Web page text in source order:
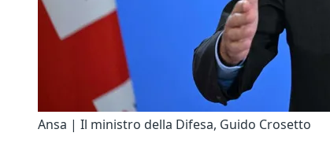
Ansa | Il ministro della Difesa, Guido Crosetto